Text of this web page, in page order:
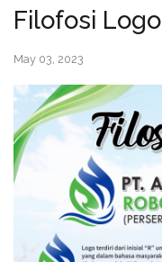
Filofosi Logo
May 03, 2023